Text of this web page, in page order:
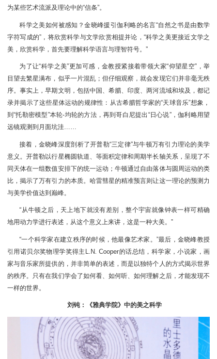
为某些艺术流派及理论中的“信条”。
科学之美如何被感知？金晓峰援引伽利略的名言“自然之书是由数学
字符写成的”，将欣赏科学与文学欣赏相提并论，“科学之美更接近文学之
美，欣赏科学，首先要理解科学语言与理智符号。”
为了让“科学之美”更加可感，金教授紧接着带领大家“仰望星空”，举
目望去繁星满布，似乎一片混乱；但仔细观察，就会发现它们并非毫无秩
序。事实上，早期文明，包括中国、希腊、印度、两河流域和埃及，都记
录并揭示了这些星体运动的规律性：从古希腊哲学家的“天球音乐”想象，
到“托勒密模型”本轮-均轮的方法，再到哥白尼提出“日心说”，伽利略用望
远镜观测到月面坑洼……
接着，金晓峰深度剖析了开普勒“三定律”与牛顿万有引力理论的美学
意义。开普勒以行星椭圆轨道、等面积定律和周期半长轴关系，呈现了不
同天体在一组数值安排下的统一运动；牛顿通过自由落体与圆周运动的类
比，揭示了万有引力的本质。哈雷彗星的精准预言则让这一理论的预测力
与美学价值达到巅峰。
“从牛顿之后，天上地下就没有差别，整个宇宙就像钟表一样可精确
地用动力学进行表述，从这个意义上来讲，这是一种大美。”
“一个科学家在建立秩序的时候，他最像艺术家。”最后，金晓峰教授
引用诺贝尔奖物理学奖得主L.N. Cooper的话总结，科学家，小说家，画
家与音乐家所提供的，并非简单的表述，而是以独特个人的方式揭示世界
的秩序。只有在我们学会了如何看、如何听、如何理解之后，才能发现不
一样的世界。
刘钝：《雅典学院》中的美之科学